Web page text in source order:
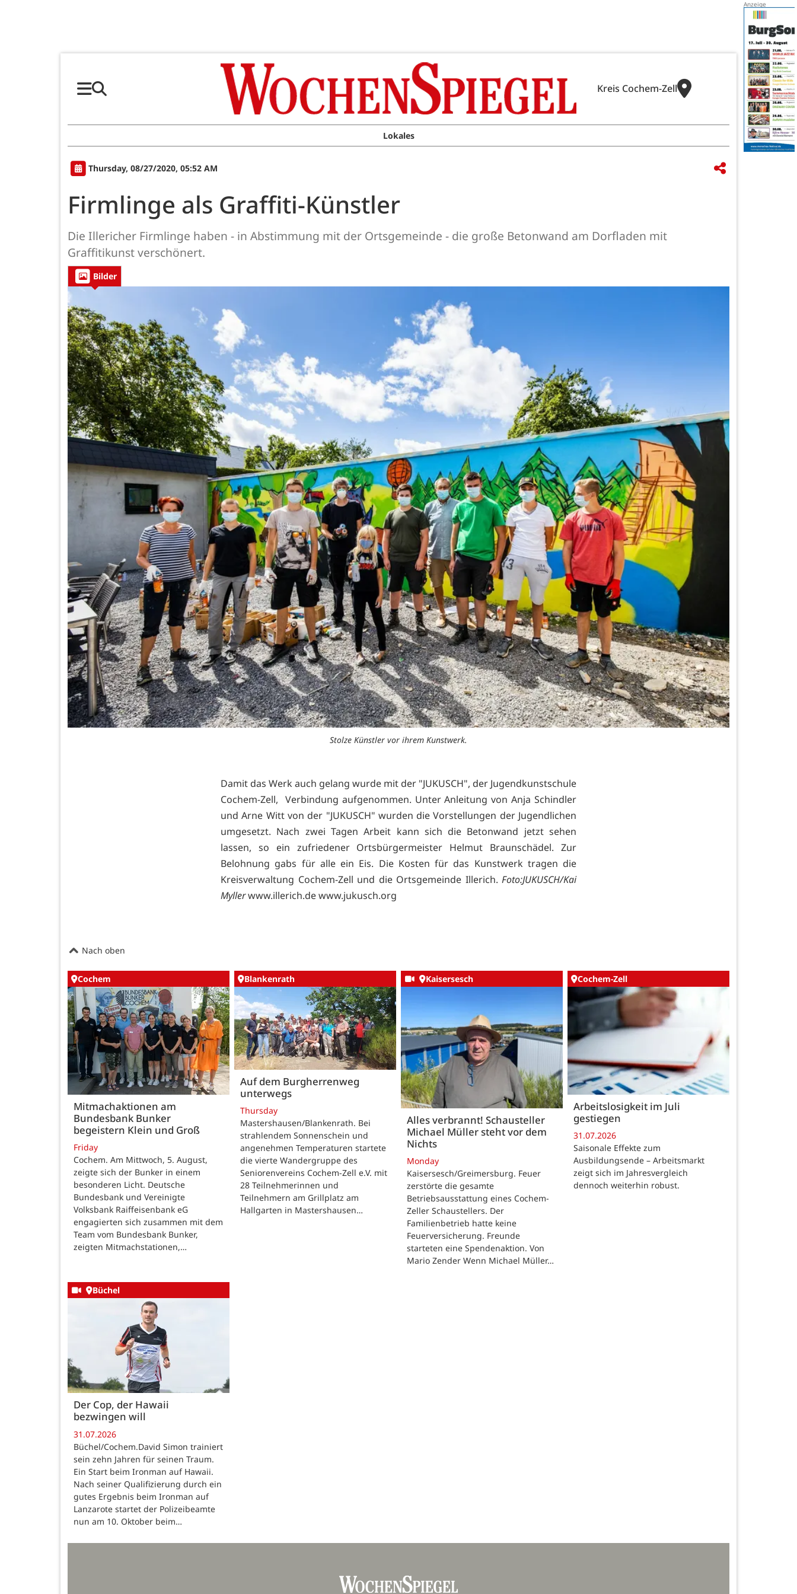
Kreis Cochem-Zell
Lokales
Thursday, 08/27/2020, 05:52 AM
Firmlinge als Graffiti-Künstler
Die Illericher Firmlinge haben - in Abstimmung mit der Ortsgemeinde - die große Betonwand am Dorfladen mit
Graffitikunst verschönert.
Bilder
Stolze Künstler vor ihrem Kunstwerk.
Damit das Werk auch gelang wurde mit der "JUKUSCH", der Jugendkunstschule
Cochem-Zell, Verbindung aufgenommen. Unter Anleitung von Anja Schindler
und Arne Witt von der "JUKUSCH" wurden die Vorstellungen der Jugendlichen
umgesetzt. Nach zwei Tagen Arbeit kann sich die Betonwand jetzt sehen
lassen, so ein zufriedener Ortsbürgermeister Helmut Braunschädel. Zur
Belohnung gabs für alle ein Eis. Die Kosten für das Kunstwerk tragen die
Kreisverwaltung Cochem-Zell und die Ortsgemeinde Illerich. Foto:JUKUSCH/Kai
Myllerwww.illerich.dewww.jukusch.org
Nach oben
Cochem
Mitmachaktionen am
Bundesbank Bunker
begeistern Klein und Groß
Friday
Cochem. Am Mittwoch, 5. August,
zeigte sich der Bunker in einem
besonderen Licht. Deutsche
Bundesbank und Vereinigte
Volksbank Raiffeisenbank eG
engagierten sich zusammen mit dem
Team vom Bundesbank Bunker,
zeigten Mitmachstationen,…
Blankenrath
Auf dem Burgherrenweg
unterwegs
Thursday
Mastershausen/Blankenrath. Bei
strahlendem Sonnenschein und
angenehmen Temperaturen startete
die vierte Wandergruppe des
Seniorenvereins Cochem-Zell e.V. mit
28 Teilnehmerinnen und
Teilnehmern am Grillplatz am
Hallgarten in Mastershausen…
Kaisersesch
Alles verbrannt! Schausteller
Michael Müller steht vor dem
Nichts
Monday
Kaisersesch/Greimersburg. Feuer
zerstörte die gesamte
Betriebsausstattung eines Cochem-
Zeller Schaustellers. Der
Familienbetrieb hatte keine
Feuerversicherung. Freunde
starteten eine Spendenaktion. Von
Mario Zender Wenn Michael Müller…
Cochem-Zell
Arbeitslosigkeit im Juli
gestiegen
31.07.2026
Saisonale Effekte zum
Ausbildungsende – Arbeitsmarkt
zeigt sich im Jahresvergleich
dennoch weiterhin robust.
Büchel
Der Cop, der Hawaii
bezwingen will
31.07.2026
Büchel/Cochem.David Simon trainiert
sein zehn Jahren für seinen Traum.
Ein Start beim Ironman auf Hawaii.
Nach seiner Qualifizierung durch ein
gutes Ergebnis beim Ironman auf
Lanzarote startet der Polizeibeamte
nun am 10. Oktober beim…